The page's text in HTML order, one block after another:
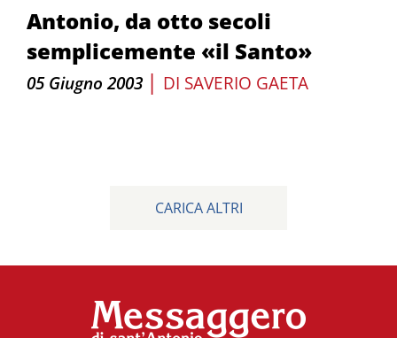
Antonio, da otto secoli
semplicemente «il Santo»
05 Giugno 2003 | DI SAVERIO GAETA
CARICA ALTRI